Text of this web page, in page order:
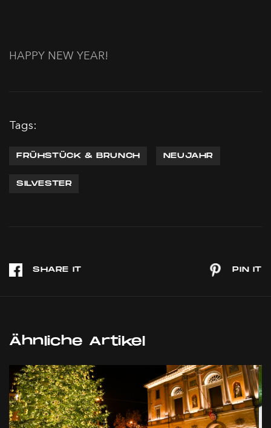
HAPPY NEW YEAR!
Tags:
FRÜHSTÜCK & BRUNCH NEUJAHR
SILVESTER
Ähnliche Artikel